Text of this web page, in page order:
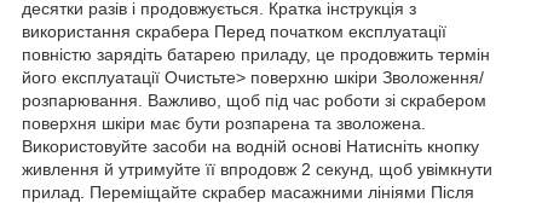
десятки разів і продовжується. Кратка інструкція з
використання скрабера Перед початком експлуатації
повністю зарядіть батарею приладу, це продовжить термін
його експлуатації Очистьте> поверхню шкіри Зволоження/
розпарювання. Важливо, щоб під час роботи зі скрабером
поверхня шкіри має бути розпарена та зволожена.
Використовуйте засоби на водній основі Натисніть кнопку
живлення й утримуйте її впродовж 2 секунд, щоб увімкнути
прилад. Переміщайте скрабер масажними лініями Після